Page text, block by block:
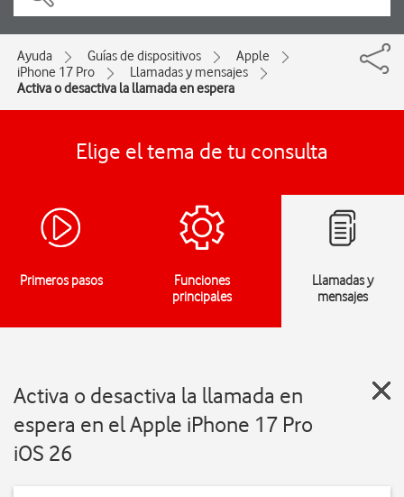
Ayuda Guías de dispositivos
Apple
iPhone 17 Pro
Llamadas y mensajes
Activa o desactiva la llamada en espera
Elige el tema de tu consulta
Primeros pasos
Funciones
principales
Llamadas y
mensajes
Activa o desactiva la llamada en
espera en el Apple iPhone 17 Pro
iOS 26